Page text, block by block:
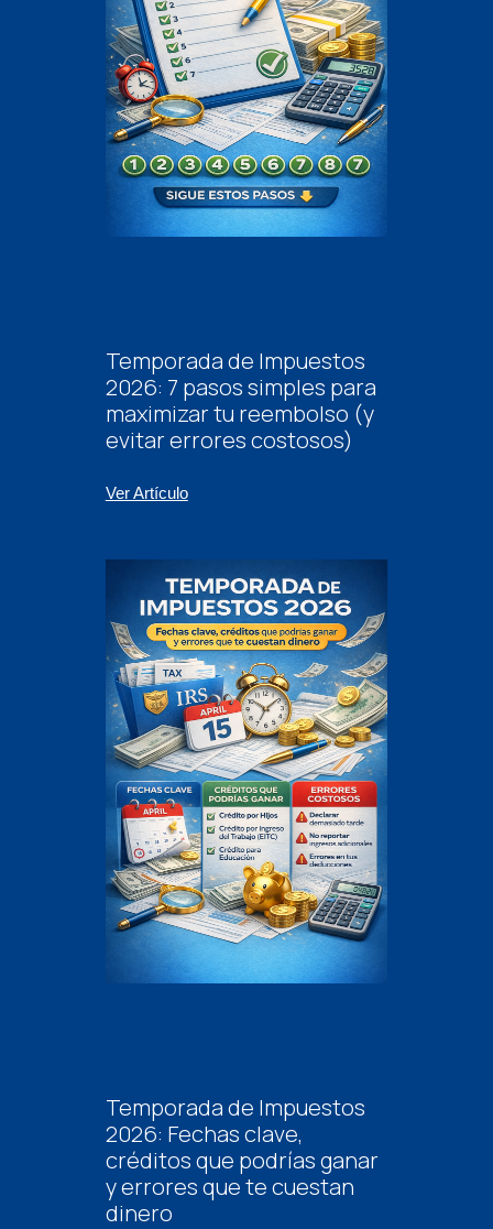
Temporada de Impuestos
2026: 7 pasos simples para
maximizar tu reembolso (y
evitar errores costosos)
Ver Artículo
Temporada de Impuestos
2026: Fechas clave,
créditos que podrías ganar
y errores que te cuestan
dinero